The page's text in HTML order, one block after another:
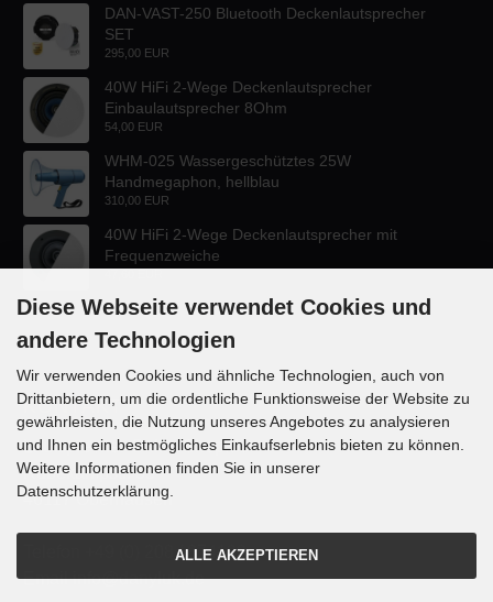
DAN-VAST-250 Bluetooth Deckenlautsprecher
SET
295,00 EUR
40W HiFi 2-Wege Deckenlautsprecher
Einbaulautsprecher 8Ohm
54,00 EUR
WHM-025 Wassergeschütztes 25W
Handmegaphon, hellblau
310,00 EUR
40W HiFi 2-Wege Deckenlautsprecher mit
Frequenzweiche
KONTAKT
Lautsprecher-OnlineShop.de
Rübekampstr. 35
46117 Oberhausen
Telefon +49 (0) 208 / 874188
Email info@danyluk.de
Diese Webseite verwendet Cookies und
andere Technologien
Wir verwenden Cookies und ähnliche Technologien, auch von
Drittanbietern, um die ordentliche Funktionsweise der Website zu
gewährleisten, die Nutzung unseres Angebotes zu analysieren
und Ihnen ein bestmögliches Einkaufserlebnis bieten zu können.
Weitere Informationen finden Sie in unserer
Datenschutzerklärung.
ALLE AKZEPTIEREN